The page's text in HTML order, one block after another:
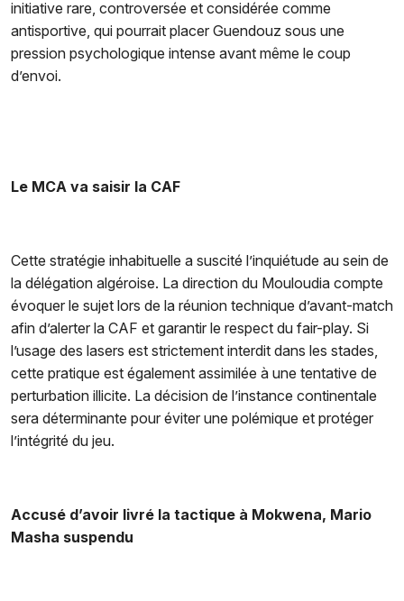
initiative rare, controversée et considérée comme
antisportive, qui pourrait placer Guendouz sous une
pression psychologique intense avant même le coup
d’envoi.
Le MCA va saisir la CAF
Cette stratégie inhabituelle a suscité l’inquiétude au sein de
la délégation algéroise. La direction du Mouloudia compte
évoquer le sujet lors de la réunion technique d’avant-match
afin d’alerter la CAF et garantir le respect du fair-play. Si
l’usage des lasers est strictement interdit dans les stades,
cette pratique est également assimilée à une tentative de
perturbation illicite. La décision de l’instance continentale
sera déterminante pour éviter une polémique et protéger
l’intégrité du jeu.
Accusé d’avoir livré la tactique à Mokwena, Mario
Masha suspendu